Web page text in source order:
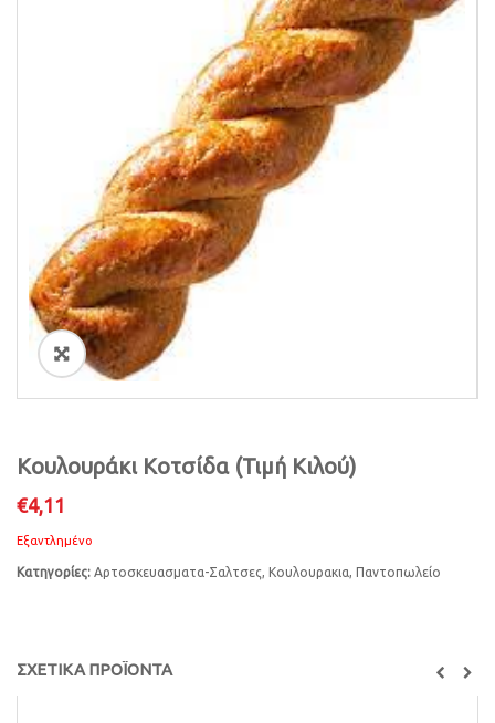
ΣΧΕΤΙΚΑ ΠΡΟΪΟΝΤΑ
ðŸ”
Κουλουράκι Κοτσίδα (Τιμή Κιλού)
€4,11
Εξαντλημένο
Κατηγορίες: Αρτοσκευασματα-Σαλτσες Κουλουρακια Παντοπωλείο